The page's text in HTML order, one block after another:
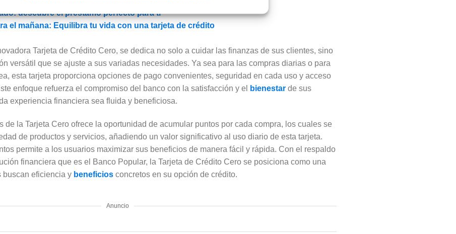
descubre el préstamo perfecto para ti
el mañana: Equilibra tu vida con una tarjeta de crédito
Tarjeta de Crédito Cero, se dedica no solo a cuidar las finanzas de sus clientes, sino
versátil que se ajuste a sus variadas necesidades. Ya sea para las compras diarias o para
esta tarjeta proporciona opciones de pago convenientes, seguridad en cada uso y acceso
enfoque refuerza el compromiso del banco con la satisfacción y el
bienestar de sus
experiencia financiera sea fluida y beneficiosa.
de la Tarjeta Cero ofrece la oportunidad de acumular puntos por cada compra, los cuales se
de productos y servicios, añadiendo un valor significativo al uso diario de esta tarjeta.
permite a los usuarios maximizar sus beneficios de manera fácil y rápida. Con el respaldo
financiera que es el Banco Popular, la Tarjeta de Crédito Cero se posiciona como una
buscan eficiencia y beneficios concretos en su opción de crédito.
Anuncio